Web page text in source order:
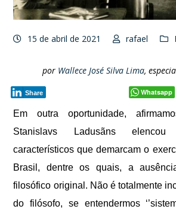
15 de abril de 2021 rafael
por Wallece José Silva Lima,
Whatsapp
Share
Em outra oportunidade,
Stanislavs Ladusãns
característicos que demarcam o
Brasil, dentre os quais, a
filosófico original. Não é totalmente
do filósofo, se entendermos